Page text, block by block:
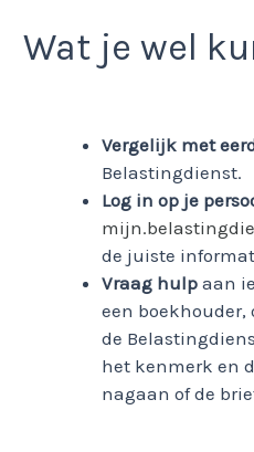
Wat je wel
Vergelijk met
Belastingdienst.
Log in op je
de juiste
Vraag hulp aan
een
de
het kenmerk en
nagaan of de